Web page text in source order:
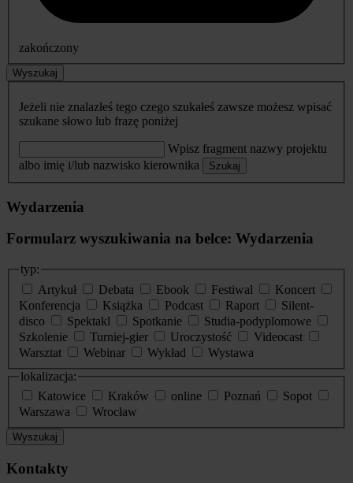
zakończony
Wyszukaj
Jeżeli nie znalazłeś tego czego szukałeś zawsze możesz wpisać
szukane słowo lub frazę poniżej
Wpisz fragment nazwy projektu
albo imię i/lub nazwisko kierownika
Szukaj
Wydarzenia
Formularz wyszukiwania na belce: Wydarzenia
typ:
Artykuł
Debata Ebook Festiwal
Koncert
Konferencja
Książka Podcast Raport
Silent-
disco
Spektakl Spotkanie
Studia-podyplomowe
Szkolenie
Turniej-gier Uroczystość
Videocast
Warsztat
Webinar Wykład
Wystawa
lokalizacja:
Katowice
Kraków online Poznań
Sopot
Warszawa
Wrocław
Wyszukaj
Kontakty